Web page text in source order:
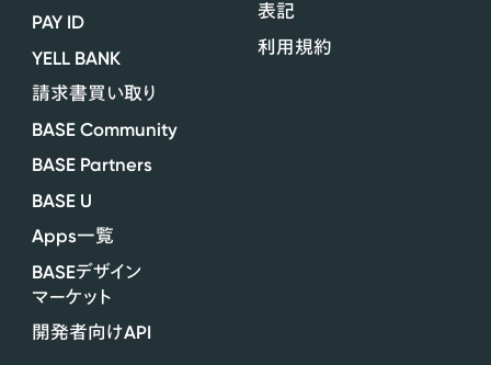
PAY ID
YELL BANK
請求書買い取り
BASE Community
BASE Partners
BASE U
Apps一覧
BASEデザイン
マーケット
開発者向けAPI
表記
利用規約